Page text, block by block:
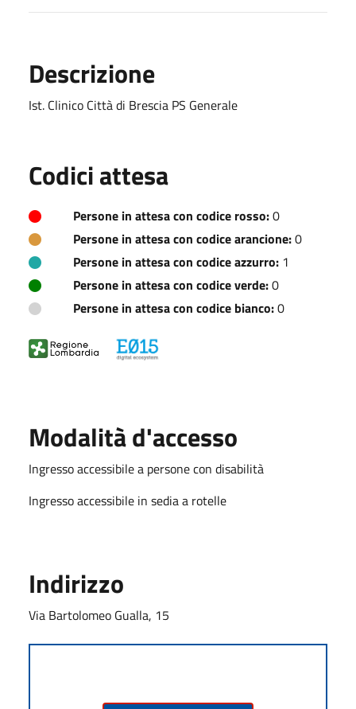
Descrizione
Ist. Clinico Città di Brescia PS Generale
Codici attesa
Persone in attesa con codice rosso:0
Persone in attesa con codice arancione:0
Persone in attesa con codice azzurro: 1
Persone in attesa con codice verde:0
Persone in attesa con codice bianco:0
Modalità d'accesso
Ingresso accessibile a persone con disabilità
Ingresso accessibile in sedia a rotelle
Indirizzo
Via Bartolomeo Gualla, 15